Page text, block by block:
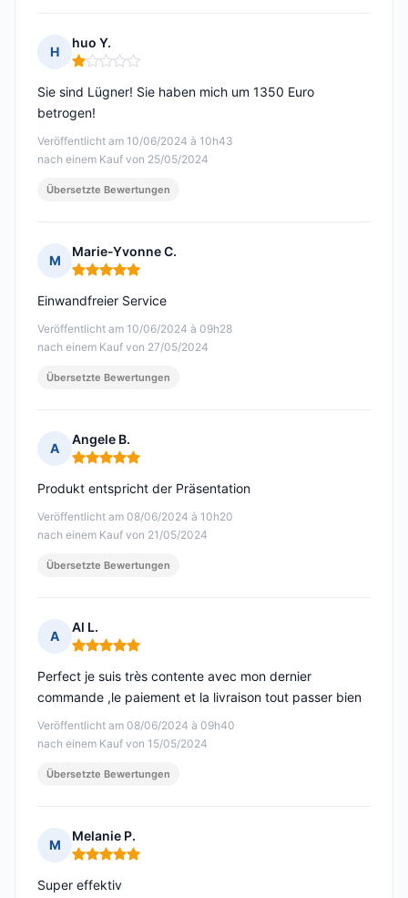
H
huo Y.
Hinweis: 1 von 5
Veröffentlicht am 10/06/2024 à 10h43
nach einem Kauf von 25/05/2024
Sie sind Lügner! Sie haben mich um 1350 Euro
betrogen!
Übersetzte Bewertungen
M
Marie-Yvonne C.
Hinweis: 5 von 5
Veröffentlicht am 10/06/2024 à 09h28
nach einem Kauf von 27/05/2024
Einwandfreier Service
Übersetzte Bewertungen
A
Angele B.
Hinweis: 5 von 5
Veröffentlicht am 08/06/2024 à 10h20
nach einem Kauf von 21/05/2024
Produkt entspricht der Präsentation
Übersetzte Bewertungen
A
Al L.
Hinweis: 5 von 5
Veröffentlicht am 08/06/2024 à 09h40
nach einem Kauf von 15/05/2024
Perfect je suis très contente avec mon dernier
commande ,le paiement et la livraison tout passer bien
Übersetzte Bewertungen
M
Melanie P.
Hinweis: 5 von 5
Super effektiv